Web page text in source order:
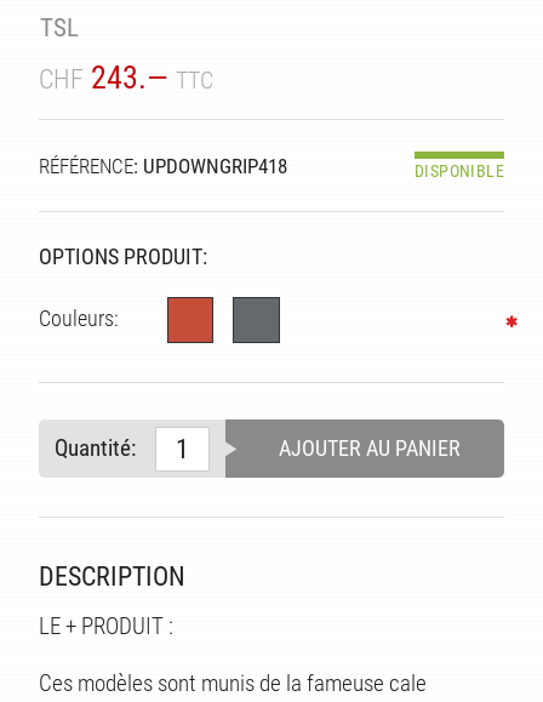
TSL
CHF 243.— TTC
RÉFÉRENCE: UPDOWNGRIP418 DISPONIBLE
OPTIONS PRODUIT:
Couleurs:
Quantité: AJOUTER AU PANIER
DESCRIPTION
LE + PRODUIT :
Ces modèles sont munis de la fameuse cale